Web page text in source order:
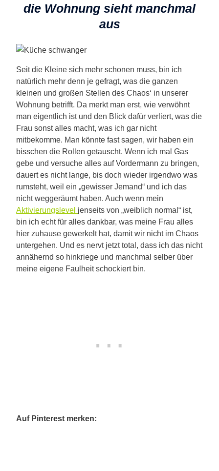
die Wohnung sieht manchmal
aus
Seit die Kleine sich mehr schonen muss, bin ich
natürlich mehr denn je gefragt, was die ganzen
kleinen und großen Stellen des Chaos‘ in unserer
Wohnung betrifft. Da merkt man erst, wie verwöhnt
man eigentlich ist und den Blick dafür verliert, was die
Frau sonst alles macht, was ich gar nicht
mitbekomme. Man könnte fast sagen, wir haben ein
bisschen die Rollen getauscht. Wenn ich mal Gas
gebe und versuche alles auf Vordermann zu bringen,
dauert es nicht lange, bis doch wieder irgendwo was
rumsteht, weil ein „gewisser Jemand“ und ich das
nicht weggeräumt haben. Auch wenn mein
Aktivierungslevel jenseits von „weiblich normal“ ist,
bin ich echt für alles dankbar, was meine Frau alles
hier zuhause gewerkelt hat, damit wir nicht im Chaos
untergehen. Und es nervt jetzt total, dass ich das nicht
annähernd so hinkriege und manchmal selber über
meine eigene Faulheit schockiert bin.
Auf Pinterest merken: